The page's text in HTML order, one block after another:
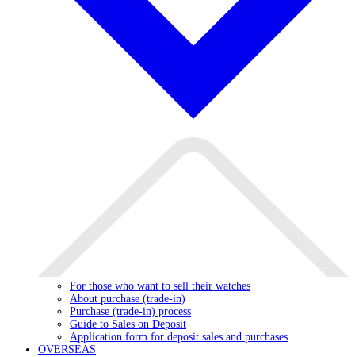
For those who want to sell their watches
About purchase (trade-in)
Purchase (trade-in) process
Guide to Sales on Deposit
Application form for deposit sales and purchases
OVERSEAS